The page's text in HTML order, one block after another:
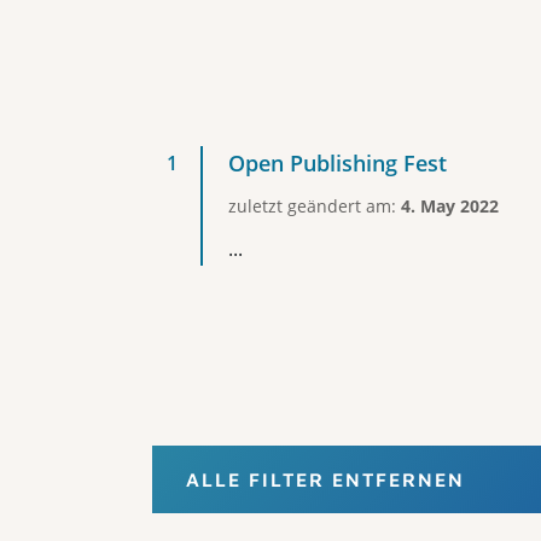
Open Publishing Fest
zuletzt geändert am: 4. May 2022
...
ALLE FILTER ENTFERNEN